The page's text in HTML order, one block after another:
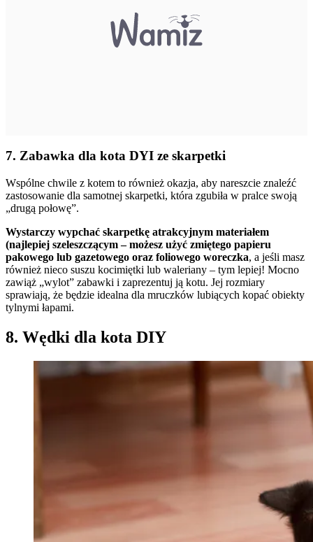
7. Zabawka dla kota DYI ze skarpetki
Wspólne chwile z kotem to również okazja, aby nareszcie znaleźć
zastosowanie dla samotnej skarpetki, która zgubiła w pralce swoją
„drugą połowę”.
Wystarczy wypchać skarpetkę atrakcyjnym materiałem
(najlepiej szeleszczącym – możesz użyć zmiętego papieru
pakowego lub gazetowego oraz foliowego woreczka, a jeśli masz
również nieco suszu kocimiętki lub waleriany – tym lepiej! Mocno
zawiąż „wylot” zabawki i zaprezentuj ją kotu. Jej rozmiary
sprawiają, że będzie idealna dla mruczków lubiących kopać obiekty
tylnymi łapami.
8. Wędki dla kota DIY